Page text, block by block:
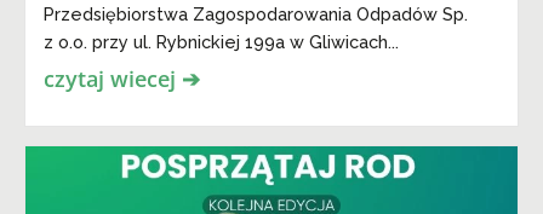
Przedsiębiorstwa Zagospodarowania Odpadów Sp.
z o.o. przy ul. Rybnickiej 199a w Gliwicach...
czytaj wiecej ➔